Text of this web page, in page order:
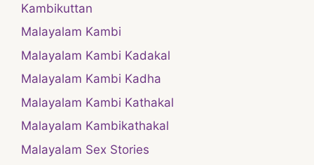
Kambikuttan
Malayalam Kambi
Malayalam Kambi Kadakal
Malayalam Kambi Kadha
Malayalam Kambi Kathakal
Malayalam Kambikathakal
Malayalam Sex Stories